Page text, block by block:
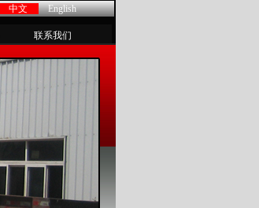
中文 English
联系我们